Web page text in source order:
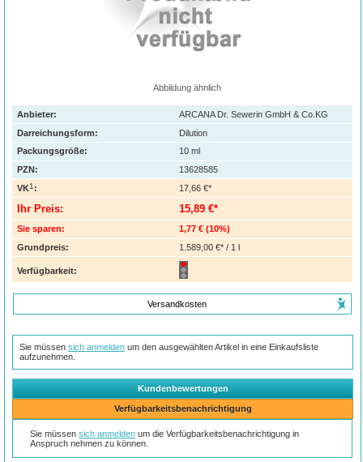
Abbildung ähnlich
Anbieter:
ARCANA Dr. Sewerin GmbH & Co.KG
Darreichungsform:
Dilution
Packungsgröße:
10 ml
PZN:
13628585
VK1: 17,66 €*
Ihr Preis: 15,89 €*
Sie sparen: 1,77 € (10%)
Grundpreis:
1.589,00 €* / 1 l
Verfügbarkeit:
Versandkosten
Sie müssensich anmelden um den ausgewählten Artikel in eine Einkaufsliste
aufzunehmen.
Kundenbewertungen
Verfügbarkeitsbenachrichtigung
Sie müssensich anmelden um die Verfügbarkeitsbenachrichtigung in
Anspruch nehmen zu können.